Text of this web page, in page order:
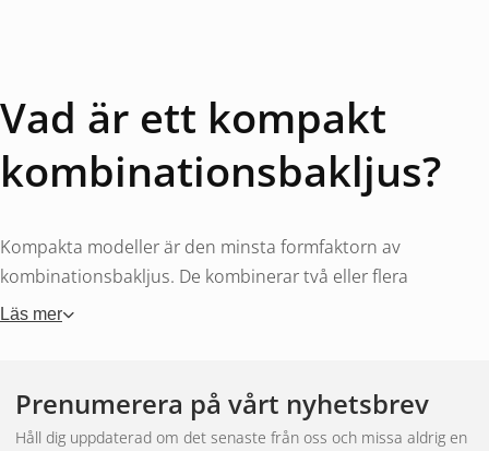
Vad är ett kompakt
kombinationsbakljus?
Kompakta modeller är den minsta formfaktorn av
kombinationsbakljus. De kombinerar två eller flera
funktioner – oftast bromsljus, bakljus och blinkers – i en
vilket gör dem perfekta för trailrar, mindre släp och äldre
Läs mer
Prenumerera på vårt nyhetsbrev
Håll dig uppdaterad om det senaste från oss och missa aldrig en